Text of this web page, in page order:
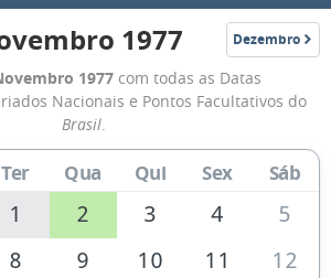
Calendário
de
Novembro
de
1977
1977 Dezembro
1977
1977 com todas as Datas
Nacionais e Pontos Facultativos do
Brasil.
Ter Qua Qui Sex Sáb
1 2 3 4
5
8 9 10 11
12